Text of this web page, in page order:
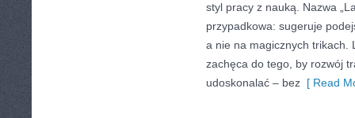
styl pracy z nauką. Nazwa
przypadkowa: sugeruje
a nie na magicznych trikach.
zachęca do tego, by rozwój
udoskonalać – bez [ Read